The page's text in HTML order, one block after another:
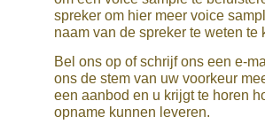
spreker om hier meer voice
naam van de spreker te weten te
Bel ons op of schrijf ons een e-
ons de stem van uw voorkeur
een aanbod en u krijgt te horen
opname kunnen leveren.